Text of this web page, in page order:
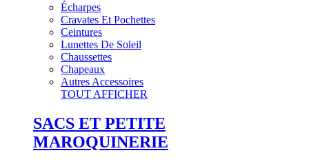
Écharpes
Cravates Et Pochettes
Ceintures
Lunettes De Soleil
Chaussettes
Chapeaux
Autres Accessoires
TOUT AFFICHER
SACS ET PETITE
MAROQUINERIE